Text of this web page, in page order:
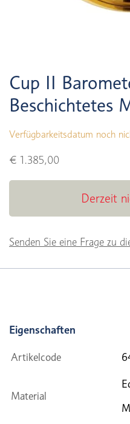
Cup II
Beschichtetes
Verfügbarkeitsdatum noch
€ 1.385,00
Derzeit
Senden Sie eine Frage zu
Eigenschaften
Artikelcode
Material